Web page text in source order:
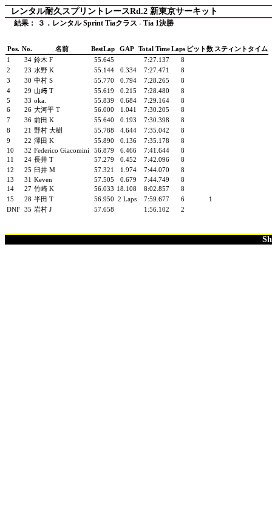
レンタル耐久スプリントレースRd.2 新東京サーキット
結果： ３．レンタル Sprint Tiaクラス - Tia 1決勝
Pos. No. 名前 BestLap GAP Total TimeLaps ピット数 スティントタイム
1
34 鈴木 F 55.645 7:27.137
8
2
23 水野 K 55.144 0.334 7:27.471
8
3
30 中村 S 55.770 0.794 7:28.265
8
4
29 山﨑 T 55.619 0.215 7:28.480
8
5
33 oka. 55.839 0.684 7:29.164
8
6
26 大河平 T 56.000 1.041 7:30.205
8
7
36 前田 K 55.640 0.193 7:30.398
8
8
21 野村 大樹 55.788 4.644 7:35.042
8
9
22 澤田 K 55.890 0.136 7:35.178
8
10
32 Federico Giacomini 56.879 6.466 7:41.644
8
11
24 長井 T 57.279 0.452 7:42.096
8
12
25 臼井 M 57.321 1.974 7:44.070
8
13
31 Keven 57.505 0.679 7:44.749
8
14
27 竹崎 K 56.033 18.108 8:02.857
8
15
28 半田 T 56.950 2 Laps 7:59.677 6
1
DNF 35 岩村 J 57.658 1:56.102 2